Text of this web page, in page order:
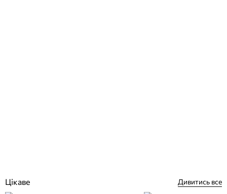
Цікаве Дивитись все